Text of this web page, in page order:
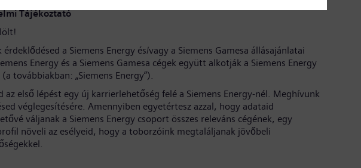
Tájékoztató
érdeklődésed a Siemens Energy és/vagy a Siemens Gamesa állásajánlatai
Energy és a Siemens Gamesa cégek együtt alkotják a Siemens Energy
továbbiakban: „Siemens Energy”).
az első lépést egy új karrierlehetőség felé a Siemens Energy-nél. Meghívunk
véglegesítésére. Amennyiben egyetértesz azzal, hogy adataid
váljanak a Siemens Energy csoport összes releváns cégének, egy
növeli az esélyeid, hogy a toborzóink megtaláljanak jövőbeli